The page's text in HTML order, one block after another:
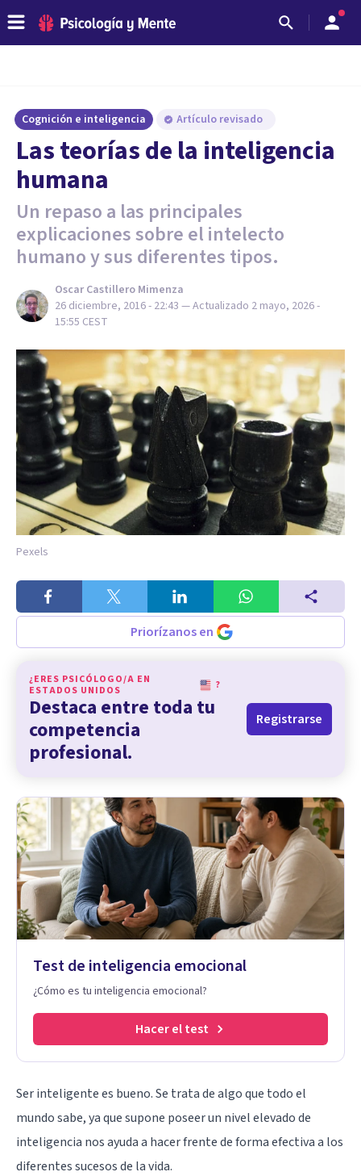
Cognición e inteligencia Artículo revisado
Las teorías de la inteligencia
humana
Un repaso a las principales
explicaciones sobre el intelecto
humano y sus diferentes tipos.
Oscar Castillero Mimenza
26 diciembre, 2016 - 22:43 — Actualizado 2 mayo, 2026 -
15:55 CEST
Pexels
Priorízanos en
¿ERES PSICÓLOGO/A EN
ESTADOS UNIDOS
?
Destaca entre toda tu
competencia
profesional.
Registrarse
Test de inteligencia emocional
¿Cómo es tu inteligencia emocional?
Hacer el test
Ser inteligente es bueno. Se trata de algo que todo el
mundo sabe, ya que supone poseer un nivel elevado de
inteligencia nos ayuda a hacer frente de forma efectiva a los
diferentes sucesos de la vida.